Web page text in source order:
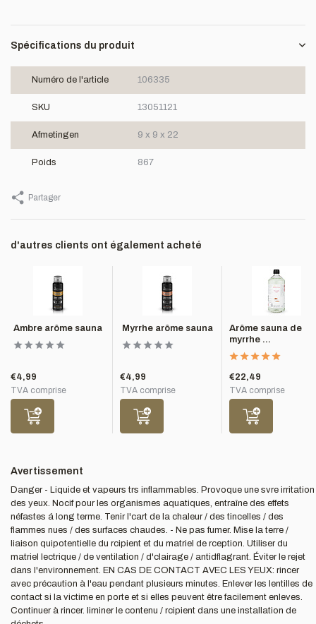
Spécifications du produit
Numéro de l'article 106335
SKU 13051121
Afmetingen 9 x 9 x 22
Poids 867
Partager
d'autres clients ont également acheté
Ambre arôme sauna
€4,99
TVA comprise
Myrrhe arôme sauna
€4,99
TVA comprise
Arôme sauna de
myrrhe ...
€22,49
TVA comprise
Avertissement
Danger - Liquide et vapeurs trs inflammables. Provoque une svre irritation
des yeux. Nocif pour les organismes aquatiques, entraîne des effets
néfastes á long terme. Tenir l'cart de la chaleur / des tincelles / des
flammes nues / des surfaces chaudes. - Ne pas fumer. Mise la terre /
liaison quipotentielle du rcipient et du matriel de rception. Utiliser du
matriel lectrique / de ventilation / d'clairage / antidflagrant. Éviter le rejet
dans l'environnement. EN CAS DE CONTACT AVEC LES YEUX: rincer
avec précaution à l'eau pendant plusieurs minutes. Enlever les lentilles de
contact si la victime en porte et si elles peuvent être facilement enleves.
Continuer à rincer. liminer le contenu / rcipient dans une installation de